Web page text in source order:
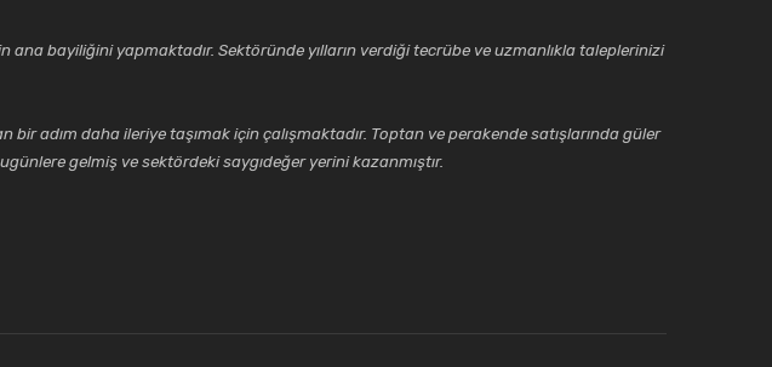
bayiliğini yapmaktadır. Sektöründe yılların verdiği tecrübe ve uzmanlıkla taleplerinizi
adım daha ileriye taşımak için çalışmaktadır. Toptan ve perakende satışlarında güler
gelmiş ve sektördeki saygıdeğer yerini kazanmıştır.